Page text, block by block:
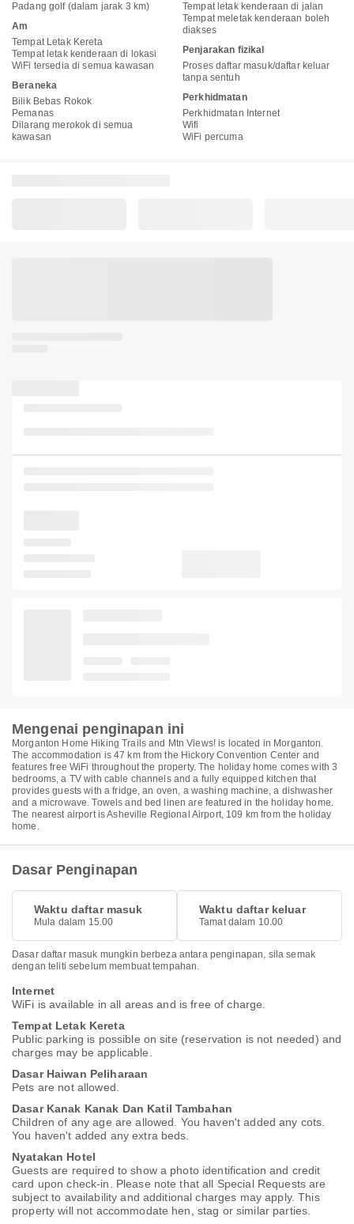
Padang golf (dalam jarak 3 km)
Am
Tempat Letak Kereta
Tempat letak kenderaan di lokasi
WiFi tersedia di semua kawasan
Beraneka
Bilik Bebas Rokok
Pemanas
Dilarang merokok di semua
kawasan
Tempat letak kenderaan di jalan
Tempat meletak kenderaan boleh
diakses
Penjarakan fizikal
Proses daftar masuk/daftar keluar
tanpa sentuh
Perkhidmatan
Perkhidmatan Internet
Wifi
WiFi percuma
Mengenai penginapan ini
Morganton Home Hiking Trails and Mtn Views! is located in Morganton.
The accommodation is 47 km from the Hickory Convention Center and
features free WiFi throughout the property. The holiday home comes with 3
bedrooms, a TV with cable channels and a fully equipped kitchen that
provides guests with a fridge, an oven, a washing machine, a dishwasher
and a microwave. Towels and bed linen are featured in the holiday home.
The nearest airport is Asheville Regional Airport, 109 km from the holiday
home.
Dasar Penginapan
Waktu daftar masuk
Mula dalam 15.00
Waktu daftar keluar
Tamat dalam 10.00
Dasar daftar masuk mungkin berbeza antara penginapan, sila semak
dengan teliti sebelum membuat tempahan.
Internet
WiFi is available in all areas and is free of charge.
Tempat Letak Kereta
Public parking is possible on site (reservation is not needed) and
charges may be applicable.
Dasar Haiwan Peliharaan
Pets are not allowed.
Dasar Kanak Kanak Dan Katil Tambahan
Children of any age are allowed. You haven't added any cots.
You haven't added any extra beds.
Nyatakan Hotel
Guests are required to show a photo identification and credit
card upon check-in. Please note that all Special Requests are
subject to availability and additional charges may apply. This
property will not accommodate hen, stag or similar parties.